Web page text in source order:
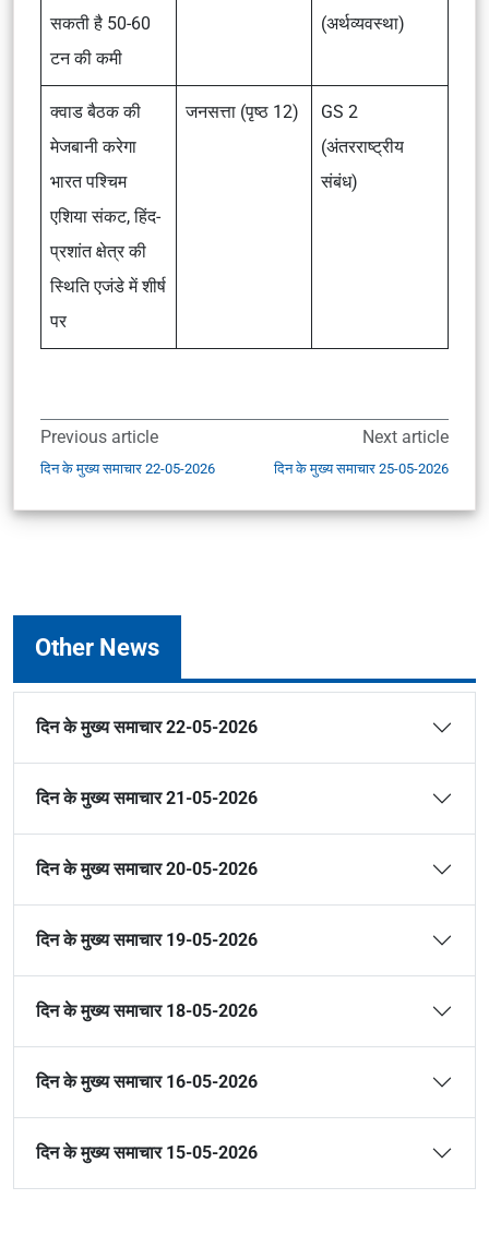
सकती है 50-60
टन की कमी
(अर्थव्यवस्था)
क्वाड बैठक की
मेजबानी करेगा
भारत पश्चिम
एशिया संकट, हिंद-
प्रशांत क्षेत्र की
स्थिति एजंडे में शीर्ष
पर
जनसत्ता (पृष्ठ 12)
GS 2
(अंतरराष्ट्रीय
संबंध)
Previous article
दिन के मुख्य समाचार 22-05-2026
Next article
दिन के मुख्य समाचार 25-05-2026
Other News
दिन के मुख्य समाचार 22-05-2026
दिन के मुख्य समाचार 21-05-2026
दिन के मुख्य समाचार 20-05-2026
दिन के मुख्य समाचार 19-05-2026
दिन के मुख्य समाचार 18-05-2026
दिन के मुख्य समाचार 16-05-2026
दिन के मुख्य समाचार 15-05-2026